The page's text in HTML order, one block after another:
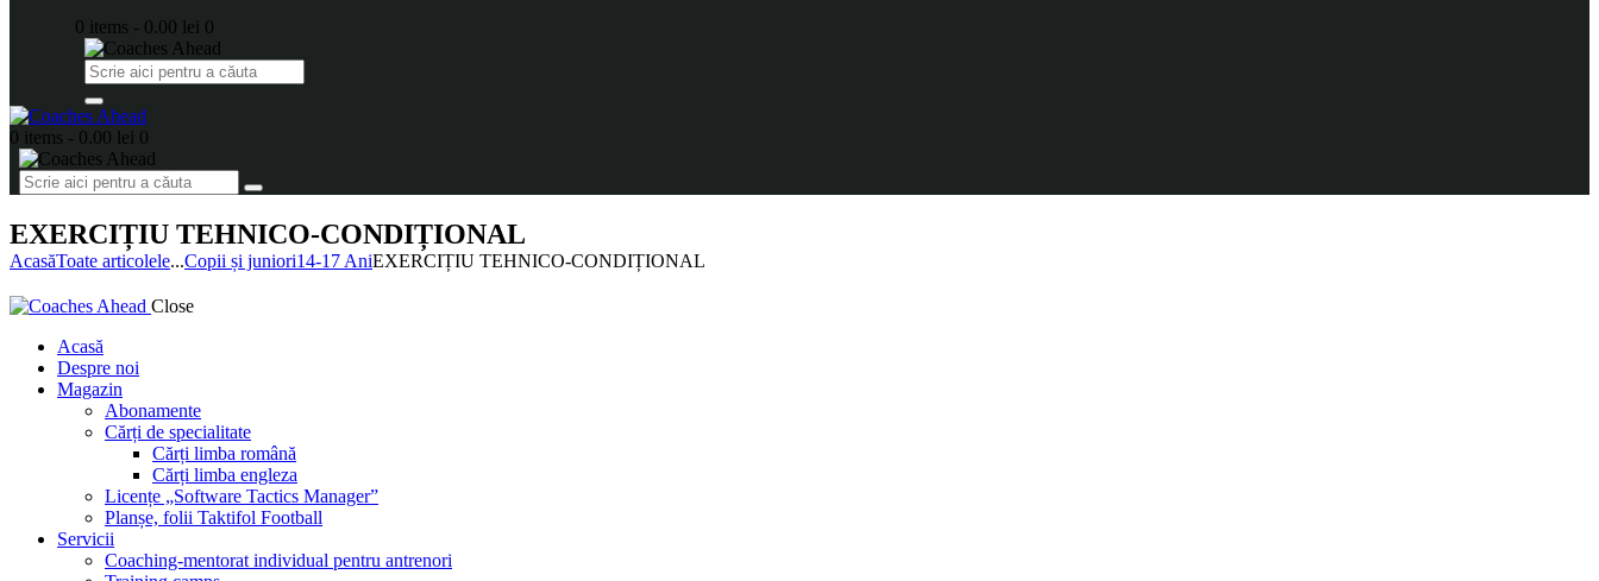
0 items - 0.00 lei 0
0 items - 0.00 lei 0
EXERCIȚIU TEHNICO-CONDIȚIONAL
AcasăToate articolele...Copii și juniori14-17 AniEXERCIȚIU TEHNICO-CONDIȚIONAL
Close
Acasă
Despre noi
Magazin
Abonamente
Cărți de specialitate
Cărți limba română
Cărți limba engleza
Licențe „Software Tactics Manager”
Planșe, folii Taktifol Football
Servicii
Coaching-mentorat individual pentru antrenori